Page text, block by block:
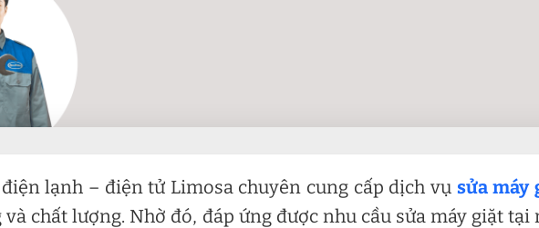
lạnh – điện tử Limosa chuyên cung cấp dịch vụ sửa máy
chất lượng. Nhờ đó, đáp ứng được nhu cầu sửa máy giặt tại